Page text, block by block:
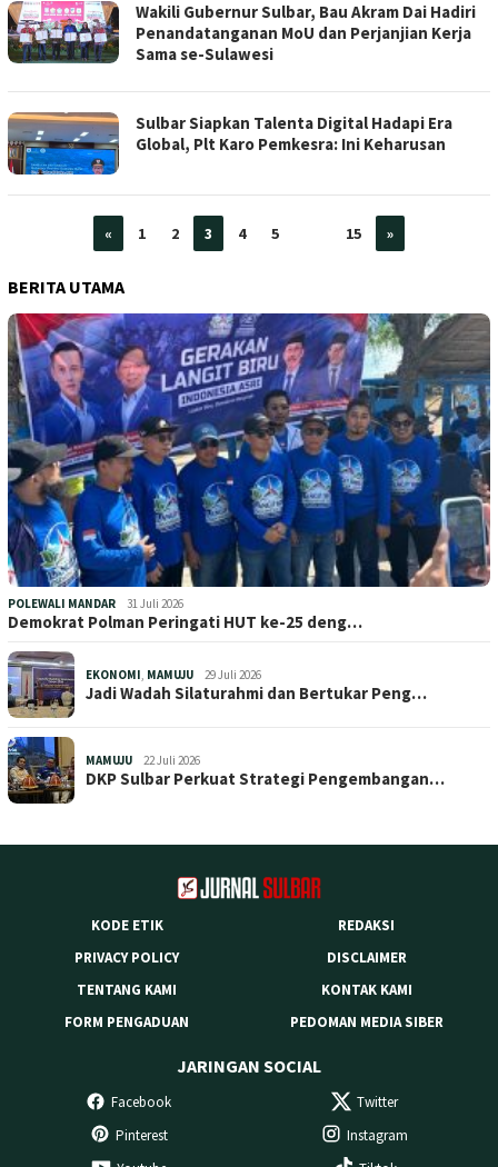
Wakili Gubernur Sulbar, Bau Akram Dai Hadiri
Penandatanganan MoU dan Perjanjian Kerja
Sama se-Sulawesi
Sulbar Siapkan Talenta Digital Hadapi Era
Global, Plt Karo Pemkesra: Ini Keharusan
« 1 2 3 4 5 15 »
BERITA UTAMA
POLEWALI MANDAR 31 Juli 2026
Demokrat Polman Peringati HUT ke-25 deng…
EKONOMI, MAMUJU 29 Juli 2026
Jadi Wadah Silaturahmi dan Bertukar Peng…
MAMUJU 22 Juli 2026
DKP Sulbar Perkuat Strategi Pengembangan…
KODE ETIK
REDAKSI
PRIVACY POLICY
DISCLAIMER
TENTANG KAMI
KONTAK KAMI
FORM PENGADUAN
PEDOMAN MEDIA SIBER
JARINGAN SOCIAL
Facebook
Twitter
Pinterest
Instagram